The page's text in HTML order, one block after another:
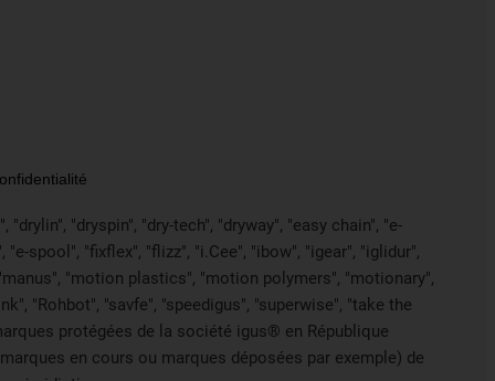
"dryspin", "dry-tech", "dryway", "easy chain", "e-
spool", "fixflex", "flizz", "i.Cee", "ibow", "igear", "iglidur",
"motion plastics", "motion polymers", "motionary",
"Rohbot", "savfe", "speedigus", "superwise", "take the
protégées de la société igus® en République
en cours ou marques déposées par exemple) de